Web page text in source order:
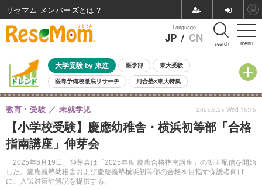
menu
Language
JP / CN search
大学受験 by 東進 医学部 東大受験
医専予備校徹底リサーチ 河合塾×東大特集
親子で考える大学選び 高校受験 中学受験 小学校受験
共通テスト 夏休み
8月開催イベント・WS 全国公立高校 過去問 人気記事
自由研究教材（小学生向け）
【小学校受験】慶應幼稚舎・横浜初等部「合格
指南講座」伸芽会
2025年6月19日、伸芽会は「2025年度 慶應合格指南講座」の動画配信を開始
した。慶應義塾幼稚舎および慶應義塾横浜初等部の合格を目指す保護者向け
に、入試対策や解説を提供する。
教育・受験 未就学児 2025.6.25 Wed 15:15
リセマム メンバーズ